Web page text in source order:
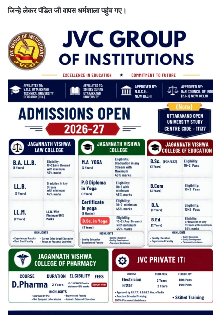
जिन्हे लेकर पंडित जी वापस धर्मशाला पहुंच गए।